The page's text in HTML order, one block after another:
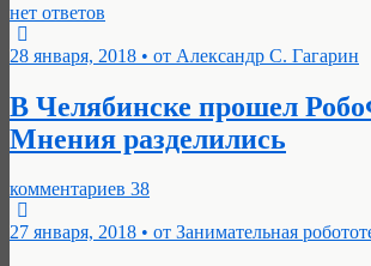
нет ответов
28 января, 2018 • от Александр С. Гагарин
В Челябинске прошел
Мнения разделились
комментариев 38
27 января, 2018 • от Занимательная